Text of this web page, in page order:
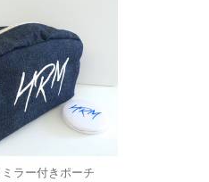
ラー付きポーチ